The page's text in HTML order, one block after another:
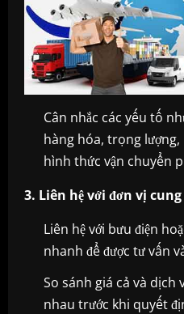
Cân nhắc các yếu tố
hàng hóa, trọng
hình thức vận chuyển
3. Liên hệ với đơn vị
Liên hệ với bưu điện
nhanh để được tư vấn
So sánh giá cả và dịch
nhau trước khi quyết